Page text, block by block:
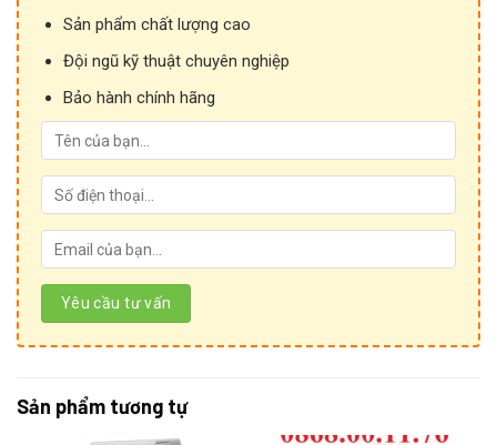
Sản phẩm chất lượng cao
Đội ngũ kỹ thuật chuyên nghiệp
Bảo hành chính hãng
Sản phẩm tương tự